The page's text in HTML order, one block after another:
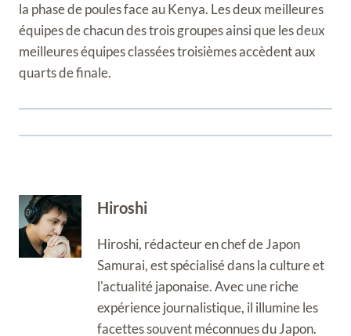
la phase de poules face au Kenya. Les deux meilleures
équipes de chacun des trois groupes ainsi que les deux
meilleures équipes classées troisièmes accèdent aux
quarts de finale.
Hiroshi
Hiroshi, rédacteur en chef de Japon
Samurai, est spécialisé dans la culture et
l'actualité japonaise. Avec une riche
expérience journalistique, il illumine les
facettes souvent méconnues du Japon.